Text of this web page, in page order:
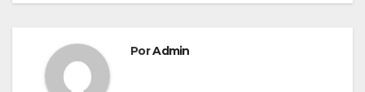
PorAdmin